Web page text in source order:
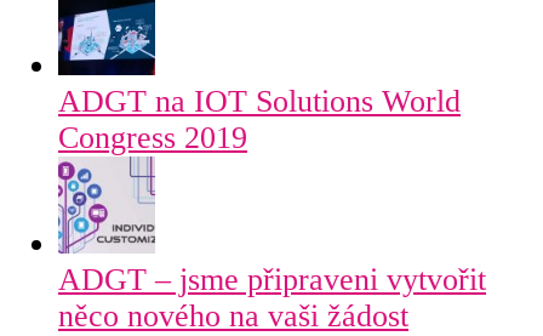
ADGT na IOT Solutions World
Congress 2019
ADGT – jsme připraveni vytvořit
něco nového na vaši žádost